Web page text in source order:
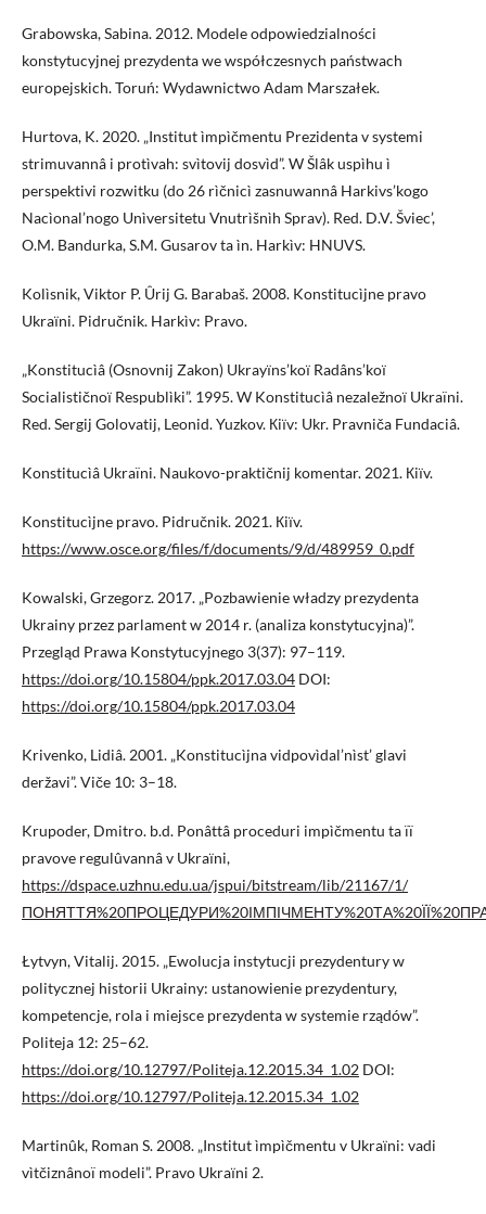
Grabowska, Sabina. 2012. Modele odpowiedzialności
konstytucyjnej prezydenta we współczesnych państwach
europejskich. Toruń: Wydawnictwo Adam Marszałek.
Hurtova, K. 2020. „Institut ìmpìčmentu Prezidenta v systemi
strimuvannâ i protìvah: svìtovij dosvìd”. W Šlâk uspìhu ì
perspektivi rozwitku (do 26 rìčnicì zasnuwannâ Harkivs’kogo
Nacìonal’nogo Unìversitetu Vnutrìšnìh Sprav). Red. D.V. Šviec’,
O.M. Bandurka, S.M. Gusarov ta ìn. Harkìv: HNUVS.
Kolìsnik, Viktor P. Ûrij G. Barabaš. 2008. Konstitucìjne pravo
Ukraїni. Pidručnik. Harkìv: Pravo.
„Konstitucìâ (Osnovnij Zakon) Ukrayїns’koї Radâns’koї
Socialističnoї Respublìki”. 1995. W Konstitucìâ nezaležnoї Ukraïni.
Red. Sergij Golovatij, Leonid. Yuzkov. Кiїv: Ukr. Pravniča Fundaciâ.
Konstitucìâ Ukraïni. Naukovo-praktičnij komentar. 2021. Кiїv.
Konstitucìjne pravo. Pidručnik. 2021. Кiїv.
https://www.osce.org/files/f/documents/9/d/489959_0.pdf
Kowalski, Grzegorz. 2017. „Pozbawienie władzy prezydenta
Ukrainy przez parlament w 2014 r. (analiza konstytucyjna)”.
Przegląd Prawa Konstytucyjnego 3(37): 97–119.
https://doi.org/10.15804/ppk.2017.03.04 DOI:
https://doi.org/10.15804/ppk.2017.03.04
Krivenko, Lidiâ. 2001. „Konstitucìjna vidpovìdal’nìst’ glavi
deržavi”. Viče 10: 3–18.
Krupoder, Dmitro. b.d. Ponâttâ proceduri impìčmentu ta ïï
pravove regulûvannâ v Ukraїni,
https://dspace.uzhnu.edu.ua/jspui/bitstream/lib/21167/1/
Łytvyn, Vitalij. 2015. „Ewolucja instytucji prezydentury w
politycznej historii Ukrainy: ustanowienie prezydentury,
kompetencje, rola i miejsce prezydenta w systemie rządów”.
Politeja 12: 25–62.
https://doi.org/10.12797/Politeja.12.2015.34_1.02 DOI:
https://doi.org/10.12797/Politeja.12.2015.34_1.02
Martinûk, Roman S. 2008. „Institut ìmpìčmentu v Ukraїni: vadi
vìtčiznânoï modeli”. Pravo Ukraїni 2.